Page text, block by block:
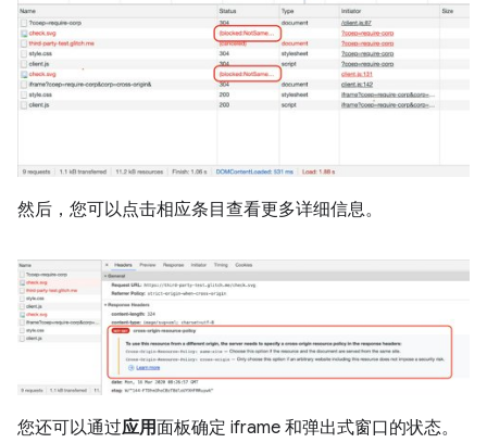
然后，您可以点击相应条目查看更多详细信息。
您还可以通过应用面板确定 iframe 和弹出式窗口的状态。